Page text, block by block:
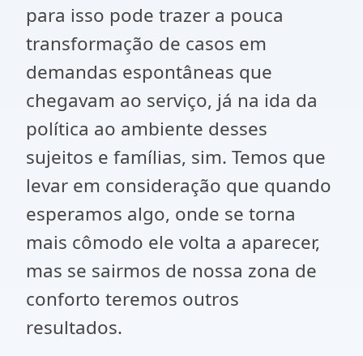
para isso pode trazer a pouca
transformação de casos em
demandas espontâneas que
chegavam ao serviço, já na ida da
política ao ambiente desses
sujeitos e famílias, sim. Temos que
levar em consideração que quando
esperamos algo, onde se torna
mais cômodo ele volta a aparecer,
mas se sairmos de nossa zona de
conforto teremos outros
resultados.